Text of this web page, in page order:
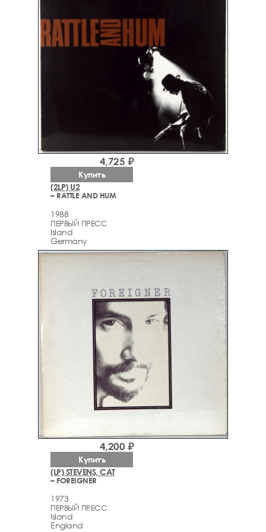
(2LP) U2
– RATTLE AND HUM
1988
ПЕРВЫЙ ПРЕСС
Island
Germany
4,725 ₽
Купить
(LP) STEVENS, CAT
– FOREIGNER
1973
ПЕРВЫЙ ПРЕСС
Island
England
4,200 ₽
Купить